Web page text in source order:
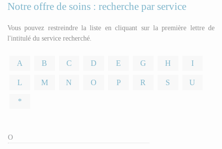
Notre offre de soins : recherche par service
Vous pouvez restreindre la liste en cliquant sur la première lettre de
l'intitulé du service recherché.
A B C D E G H I
L M N O P R S U
*
O